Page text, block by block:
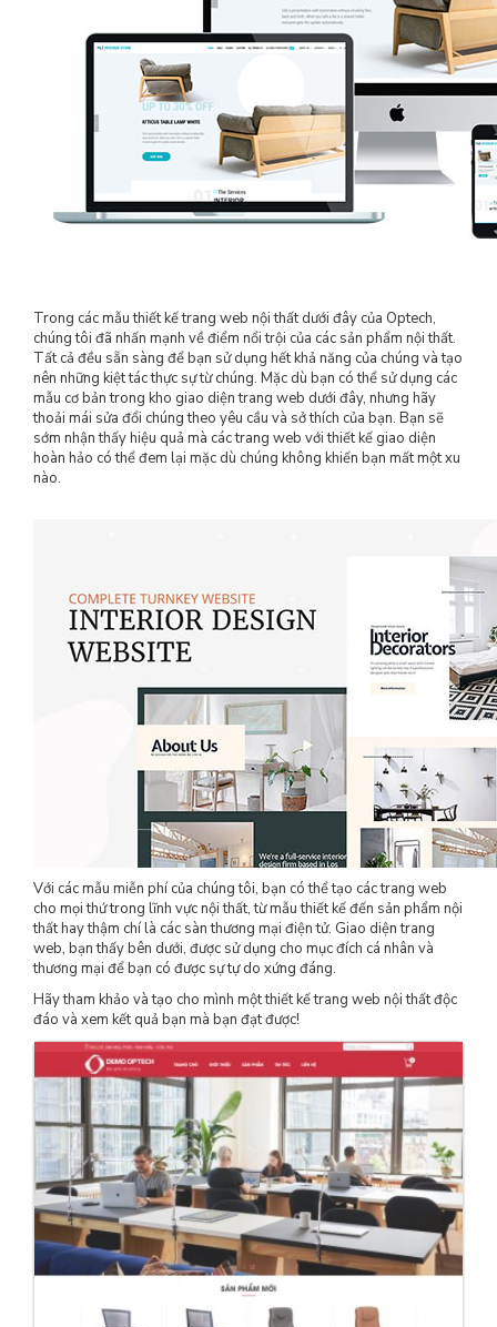
Trong các mẫu thiết kế trang web nội thất dưới đây của Optech,
chúng tôi đã nhấn mạnh về điểm nổi trội của các sản phẩm nội thất.
Tất cả đều sẵn sàng để bạn sử dụng hết khả năng của chúng và tạo
nên những kiệt tác thực sự từ chúng. Mặc dù bạn có thể sử dụng các
mẫu cơ bản trong kho giao diện trang web dưới đây, nhưng hãy
thoải mái sửa đổi chúng theo yêu cầu và sở thích của bạn. Bạn sẽ
sớm nhận thấy hiệu quả mà các trang web với thiết kế giao diện
hoàn hảo có thể đem lại mặc dù chúng không khiến bạn mất một xu
nào.
Với các mẫu miễn phí của chúng tôi, bạn có thể tạo các trang web
cho mọi thứ trong lĩnh vực nội thất, từ mẫu thiết kế đến sản phẩm nội
thất hay thậm chí là các sàn thương mại điện tử. Giao diện trang
web, bạn thấy bên dưới, được sử dụng cho mục đích cá nhân và
thương mại để bạn có được sự tự do xứng đáng.
Hãy tham khảo và tạo cho mình một thiết kế trang web nội thất độc
đáo và xem kết quả bạn mà bạn đạt được!